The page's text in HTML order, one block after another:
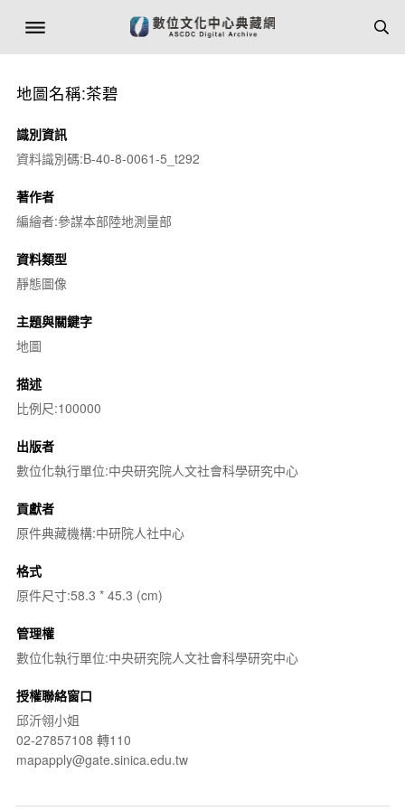
地圖名稱:茶碧
識別資訊
資料識別碼:B-40-8-0061-5_t292
著作者
編繪者:參謀本部陸地測量部
資料類型
靜態圖像
主題與關鍵字
地圖
描述
比例尺:100000
出版者
數位化執行單位:中央研究院人文社會科學研究中心
貢獻者
原件典藏機構:中研院人社中心
格式
原件尺寸:58.3 * 45.3 (cm)
管理權
數位化執行單位:中央研究院人文社會科學研究中心
授權聯絡窗口
邱沂翎小姐
02-27857108 轉110
mapapply@gate.sinica.edu.tw